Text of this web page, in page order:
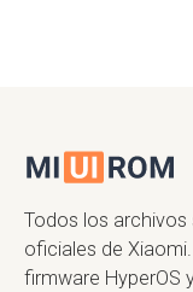
Todos los archivos
oficiales de
firmware HyperOS